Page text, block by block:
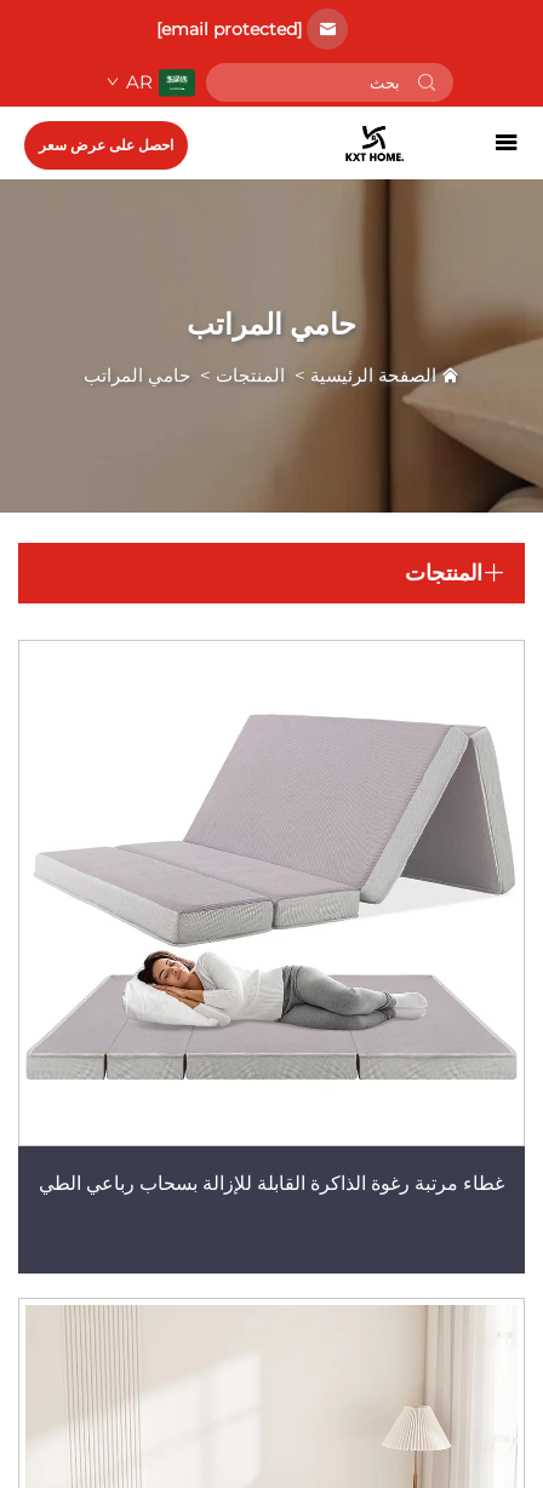
[email protected]
AR
احصل على عرض سعر
حامي المراتب
الصفحة الرئيسية > المنتجات > حامي المراتب
المنتجات
غطاء مرتبة رغوة الذاكرة القابلة للإزالة بسحاب رباعي الطي